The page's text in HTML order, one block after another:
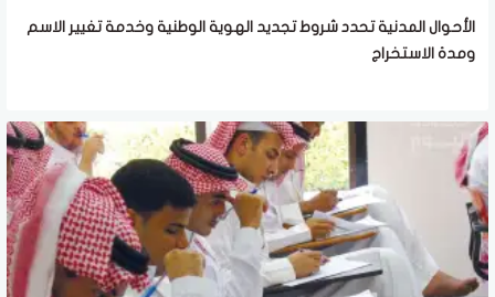
الأحوال المدنية تحدد شروط تجديد الهوية الوطنية وخدمة تغيير الاسم
ومدة الاستخراج